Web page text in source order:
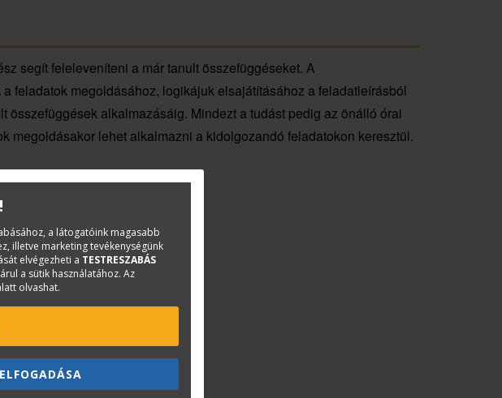
segít feleleveníteni a már tanult összefüggéseket. A
feladatok megoldásához, logikájuk elsajátításához a feladatleírásból
összefüggések alkalmazásáig. Mindezt a tudást pedig az önálló órai
megoldásakor lehet alkalmazni a kidolgozandó feladatokon keresztül.
a látogatóink magasabb
illetve marketing tevékenységünk
elvégezheti a TESTRESZABÁS
a sütik használatához. Az
olvashat.